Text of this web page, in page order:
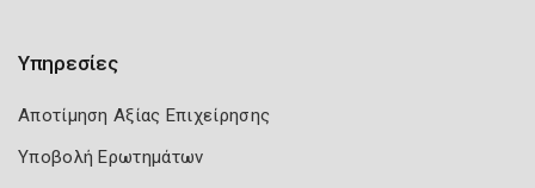
Υπηρεσίες
Αποτίμηση Αξίας Επιχείρησης
Υποβολή Ερωτημάτων